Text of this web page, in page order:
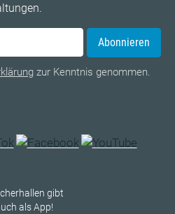
Abonnieren
zur Kenntnis genommen.
gibt
als App!